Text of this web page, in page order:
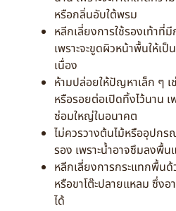
หรือกลิ่นอับใต้พรม
หลีกเลี่ยงการใช้รองเท้าที่
เพราะจะขูดผิวหน้าพื้นให้เ
เนื่อง
ห้ามปล่อยให้ปัญหาเล็ก ๆ
หรือรอยต่อเปิดทิ้งไว้นาน
ซ่อมใหญ่ในอนาคต
ไม่ควรวางต้นไม้หรืออุปก
รอง เพราะน้ำอาจซึมลงพื้น
หลีกเลี่ยงการกระแทกพื้น
หรือขาโต๊ะปลายแหลม ซึ่ง
ได้